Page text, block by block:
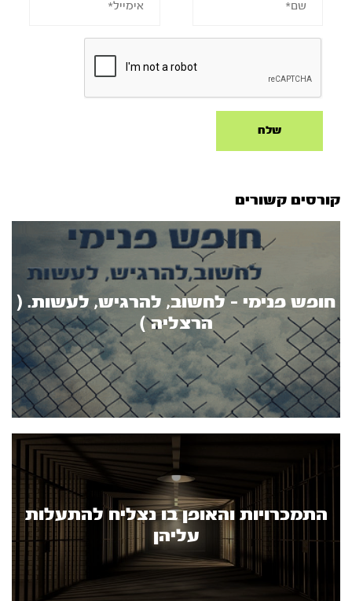
קורסים קשורים
חופש פנימי - לחשוב, להרגיש, לעשות. (
הרצליה )
התמכרויות והאופן בו נצליח להתעלות
עליהן